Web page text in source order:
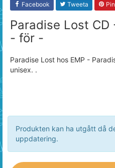
Facebook Tweeta
Paradise Lost
- för -
Paradise Lost hos EMP -
unisex. .
Produkten kan ha utgått då
uppdatering.